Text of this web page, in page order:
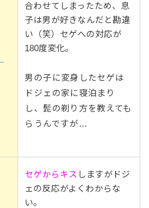
合わせてしまったため、息
子は男が好きなんだと勘違
い（笑）セゲへの対応が
180度変化。
男の子に変身したセゲは
ドジェの家に寝泊まり
し、髭の剃り方を教えても
らうんですが…
セゲからキス しますがドジ
ェの反応がよくわからな
い。